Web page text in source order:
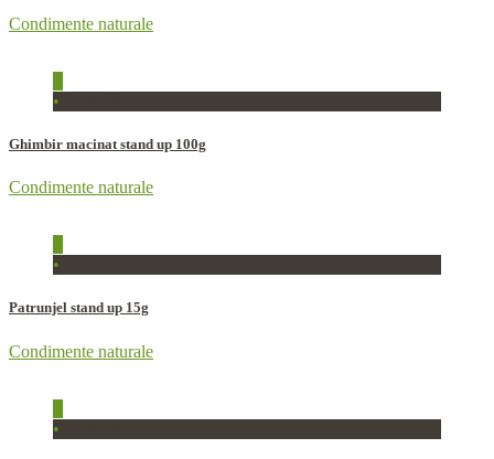
Condimente naturale
•
Ghimbir macinat stand up 100g
Condimente naturale
•
Patrunjel stand up 15g
Condimente naturale
•